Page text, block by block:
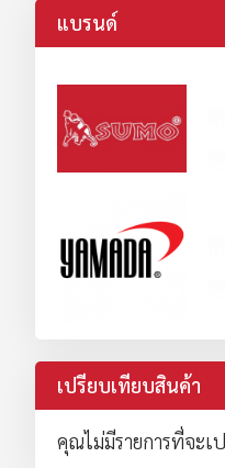
แบรนด์
เปรียบเทียบสินค้า
คุณไม่มีรายการที่จะเ